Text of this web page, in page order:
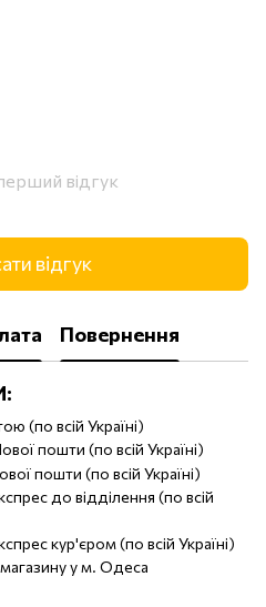
відгук
відгук
Повернення
(по всій Україні)
пошти (по всій Україні)
пошти (по всій Україні)
до відділення (по всій
кур'єром (по всій Україні)
у м. Одеса